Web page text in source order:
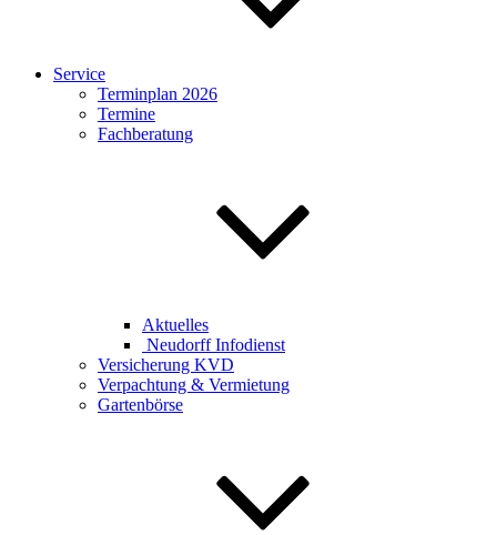
Service
Terminplan 2026
Termine
Fachberatung
Aktuelles
Neudorff Infodienst
Versicherung KVD
Verpachtung & Vermietung
Gartenbörse